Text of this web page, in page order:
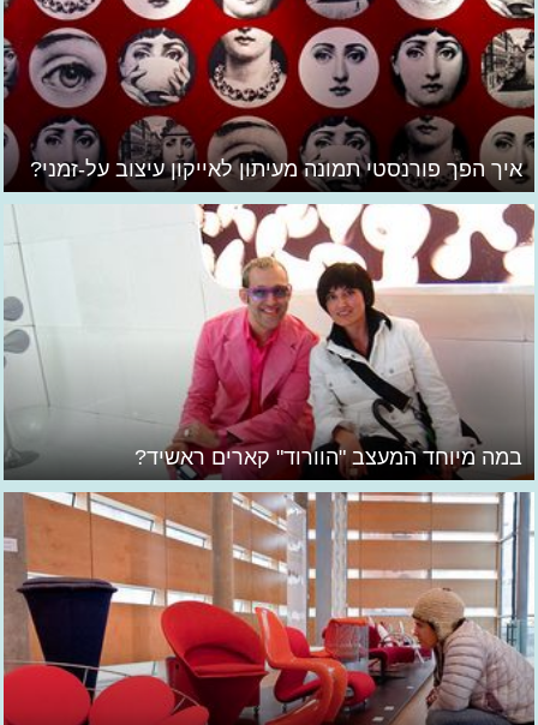
איך הפך פורנסטי תמונה מעיתון לאייקון עיצוב על-זמני?
במה מיוחד המעצב "הוורוד" קארים ראשיד?